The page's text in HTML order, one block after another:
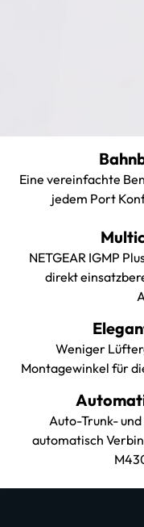
Eine vereinfachte
jedem Port
NETGEAR IGMP
direkt
Weniger
Montagewinkel für
Auto-Trunk-
automatisch